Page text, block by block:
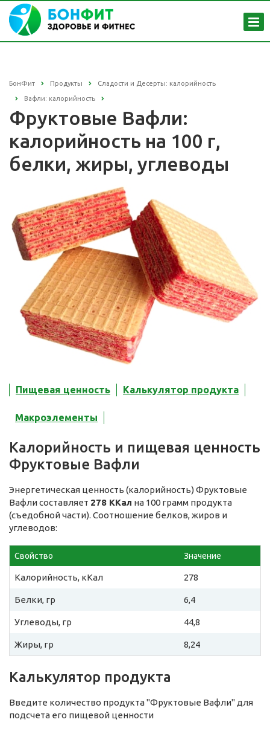
БонФит Продукты Сладости и Десерты: калорийность
Вафли: калорийность
Фруктовые Вафли:
калорийность на 100 г,
белки, жиры, углеводы
Пищевая ценность Калькулятор продукта
Макроэлементы
Калорийность и пищевая ценность
Фруктовые Вафли
Энергетическая ценность (калорийность) Фруктовые
Вафли составляет 278 ККал на 100 грамм продукта
(съедобной части). Соотношение белков, жиров и
углеводов:
Свойство Значение
Калорийность, кКал 278
Белки, гр 6,4
Углеводы, гр 44,8
Жиры, гр 8,24
Калькулятор продукта
Введите количество продукта "Фруктовые Вафли" для
подсчета его пищевой ценности